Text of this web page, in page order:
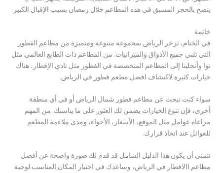
ينصح بالحجز المسبق في هذه المطاعم خلال رمضان بسبب الإقبال الكبير.
خاتمة
في الختام، تزخر الرياض بمجموعة متنوعة ومتميزة من مطاعم الفطور
التي تلبي جميع الأذواق والميزانيات. من المطاعم ذات الطابع العالمي مثل
نوا وأنجلينا إلى المطاعم المتخصصة في الفطور مثل نادي الإفطار، هناك
خيارات كثيرة لاكتشاف افضل مطعم فطور في الرياض.
سواء كنت تبحث عن مطاعم فطور شمال الرياض أو في أي منطقة
أخرى، فإن تنوع الخيارات يضمن لك العثور على ما يناسبك. من المهم
مراعاة عوامل مثل الموقع، الأسعار، الأجواء، ومدى ملاءمة المطعم
للعوائل عند اتخاذ قرارك.
نتمنى أن يكون هذا الدليل الشامل قد قدم لك صورة واضحة عن أفضل
مطاعم االافطار في الرياض، وساعدك في اختيار المكان المناسب لوجبة